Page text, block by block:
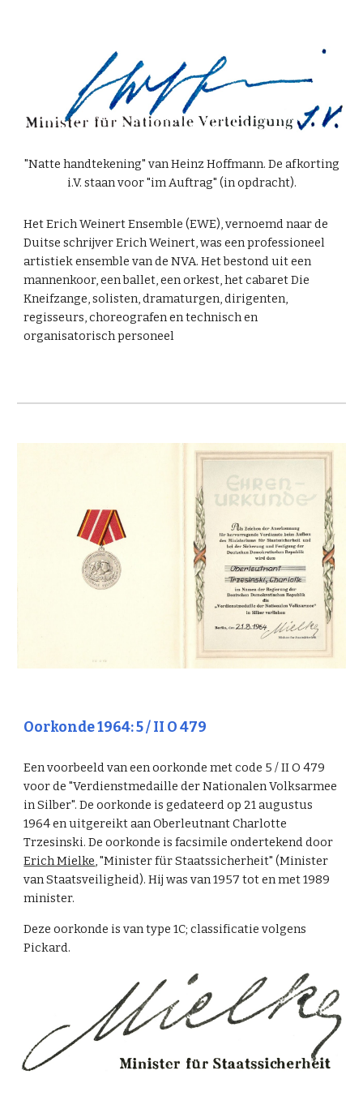
"Natte handtekening" van Heinz Hoffmann. De afkorting
i.V. staan voor "im Auftrag" (in opdracht).
Het Erich Weinert Ensemble (EWE), vernoemd naar de
Duitse schrijver Erich Weinert, was een professioneel
artistiek ensemble van de NVA. Het bestond uit een
mannenkoor, een ballet, een orkest, het cabaret Die
Kneifzange, solisten, dramaturgen, dirigenten,
regisseurs, choreografen en technisch en
organisatorisch personeel
Oorkonde 1964: 5 / II O 479
Een voorbeeld van een oorkonde met code 5 / II O 479
voor de "Verdienstmedaille der Nationalen Volksarmee
in Silber". De oorkonde is gedateerd op 21 augustus
1964 en uitgereikt aan Oberleutnant Charlotte
Trzesinski. De oorkonde is facsimile ondertekend door
Erich Mielke , "Minister für Staatssicherheit" (Minister
van Staatsveiligheid). Hij was van 1957 tot en met 1989
minister.
Deze oorkonde is van type 1C; classificatie volgens
Pickard.